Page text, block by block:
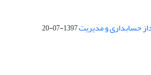
حسابداری و مدیریت1397-07-20